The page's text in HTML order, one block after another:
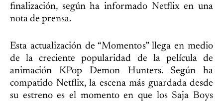
finalización, según ha informado Netflix en una
nota de prensa.
Esta actualización de “Momentos” llega en medio
de la creciente popularidad de la película de
animación KPop Demon Hunters. Según ha
compatido Netflix, la escena más guardada desde
su estreno es el momento en que los Saja Boys